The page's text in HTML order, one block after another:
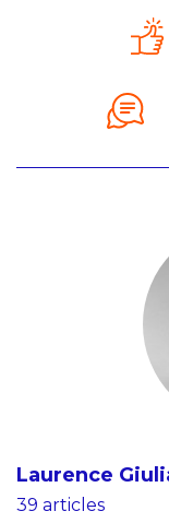
Laurence
39 articles